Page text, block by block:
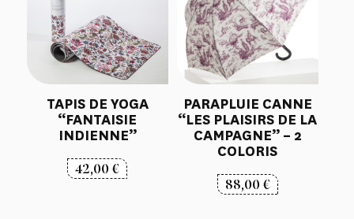
TAPIS DE YOGA
“FANTAISIE
INDIENNE”
42,00€
PARAPLUIE CANNE
“LES PLAISIRS DE LA
CAMPAGNE” – 2
COLORIS
88,00€